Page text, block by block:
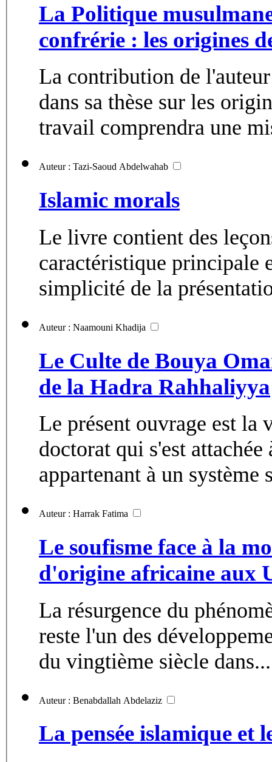
La Politique
confrérie : les origines
La contribution de
dans sa thèse sur les
travail comprendra une
Auteur : Tazi-Saoud Abdelwahab
Islamic morals
Le livre contient des
caractéristique principale
simplicité de la
Auteur : Naamouni Khadija
Le Culte de Bouya
de la Hadra Rahhaliyya
Le présent ouvrage est la
doctorat qui s'est
appartenant à un système
Auteur : Harrak Fatima
Le soufisme face à la
d'origine africaine aux
La résurgence du
reste l'un des
du vingtième siècle dans...
Auteur : Benabdallah Abdelaziz
La pensée islamique et